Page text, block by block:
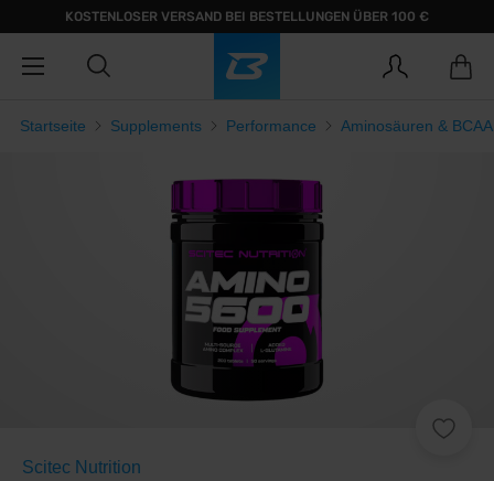
KOSTENLOSER VERSAND BEI BESTELLUNGEN ÜBER 100 €
Startseite Supplements Performance Aminosäuren & BCAA
Scitec Nutrition